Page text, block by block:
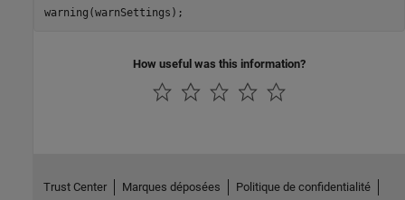
warning(warnSettings);
How useful was this information?
Trust Center Marques déposées Politique de confidentialité